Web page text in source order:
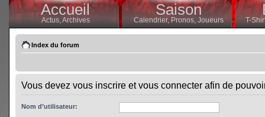
Accueil
Actus,Archives
Saison
Calendrier,Pronos, Joueurs T-
Index du forum
Vous devez vous inscrire et vous connecter afin de
Nom d’utilisateur: